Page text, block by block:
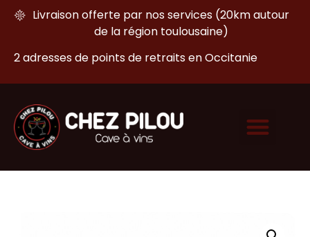
Livraison offerte par nos services (20km autour
de la région toulousaine)
2 adresses de points de retraits en Occitanie